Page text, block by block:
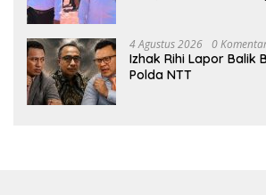
4 Agustus 2026 0
Izhak Rihi Lapor Balik
Polda NTT